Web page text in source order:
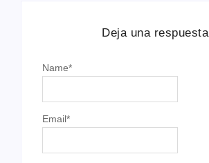
Deja una respuesta
Name*
Email*